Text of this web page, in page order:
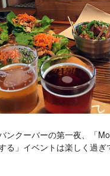
ンクーバーの第一夜、「
る」イベントは楽しく過ぎ